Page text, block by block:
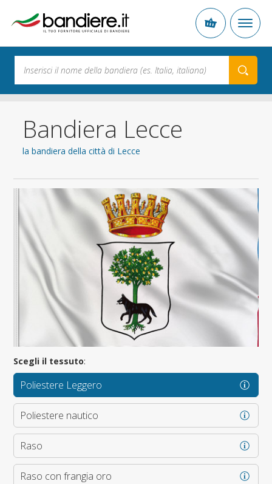
Bandiera Lecce
la bandiera della città di Lecce
Scegli il tessuto:
Poliestere Leggero
Poliestere nautico
Raso
Raso con frangia oro